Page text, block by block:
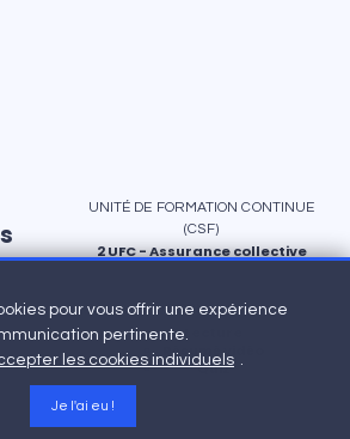
UNITÉ DE FORMATION CONTINUE
(CSF)
2 UFC - Assurance collective
FORMULE
Résumé vidéo
Quiz
pour vous offrir une expérience
pertinente.
les cookies individuels .
Je l'ai eu !